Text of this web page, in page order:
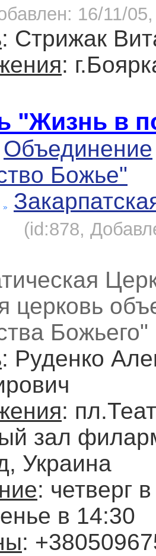
16/11/
: Стрижак
:
"Жизнь в
Объединение
Божье"
(id:878,
церковь
Божьего"
: Руденко
:
зал
Украина
: четверг
в 14:30
: